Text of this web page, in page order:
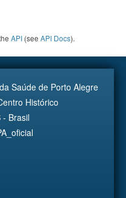
API (see API Docs).
Saúde de Porto Alegre
Histórico
- Brasil